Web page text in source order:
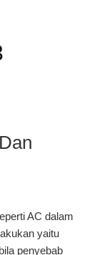
AC dalam
yaitu
penyebab